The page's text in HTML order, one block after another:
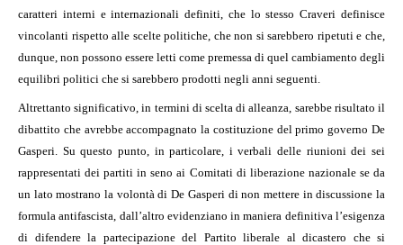
caratteri interni e internazionali definiti, che lo stesso Craveri definisce
vincolanti rispetto alle scelte politiche, che non si sarebbero ripetuti e che,
dunque, non possono essere letti come premessa di quel cambiamento degli
equilibri politici che si sarebbero prodotti negli anni seguenti.
Altrettanto significativo, in termini di scelta di alleanza, sarebbe risultato il
dibattito che avrebbe accompagnato la costituzione del primo governo De
Gasperi. Su questo punto, in particolare, i verbali delle riunioni dei sei
rappresentati dei partiti in seno ai Comitati di liberazione nazionale se da
un lato mostrano la volontà di De Gasperi di non mettere in discussione la
formula antifascista, dall’altro evidenziano in maniera definitiva l’esigenza
di difendere la partecipazione del Partito liberale al dicastero che si